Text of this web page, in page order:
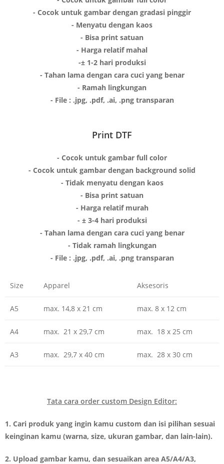
- Cocok untuk gambar dengan gradasi pinggir
- Menyatu dengan kaos
- Bisa print satuan
- Harga relatif mahal
-± 1-2 hari produksi
- Tahan lama dengan cara cuci yang benar
- Ramah lingkungan
- File : .jpg, .pdf, .ai, .png transparan
Print DTF
- Cocok untuk gambar full color
- Cocok untuk gambar dengan background solid
- Tidak menyatu dengan kaos
- Bisa print satuan
- Harga relatif murah
- ± 3-4 hari produksi
- Tahan lama dengan cara cuci yang benar
- Tidak ramah lingkungan
- File : .jpg, .pdf, .ai, .png transparan
Size Apparel Aksesoris
A5 max. 14,8 x 21 cm max. 8 x 12 cm
A4 max. 21 x 29,7 cm max. 18 x 25 cm
A3 max. 29,7 x 40 cm max. 28 x 30 cm
Tata cara order custom Design Editor:
1. Cari produk yang ingin kamu custom dan isi pilihan sesuai
keinginan kamu (warna, size, ukuran gambar, dan lain-lain).
2. Upload gambar kamu, dan sesuaikan area A5/A4/A3,